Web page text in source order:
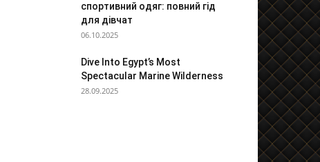
спортивний одяг: повний гід
для дівчат
06.10.2025
Dive Into Egypt’s Most
Spectacular Marine Wilderness
28.09.2025